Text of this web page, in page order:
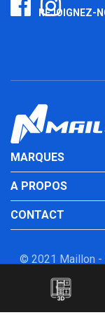
REJOIGNEZ-
MARQUES
A PROPOS
CONTACT
© 2021 Maillon -